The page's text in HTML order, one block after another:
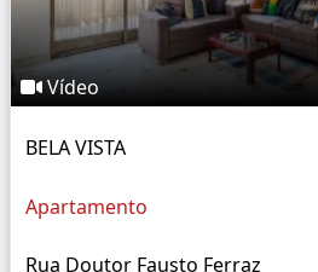
Vídeo
BELA VISTA
Apartamento
Rua Doutor Fausto Ferraz